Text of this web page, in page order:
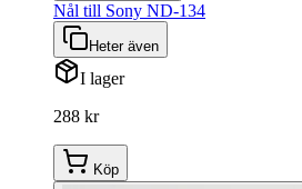
Nål till Sony ND-134
Heter även
I lager
288 kr
Köp